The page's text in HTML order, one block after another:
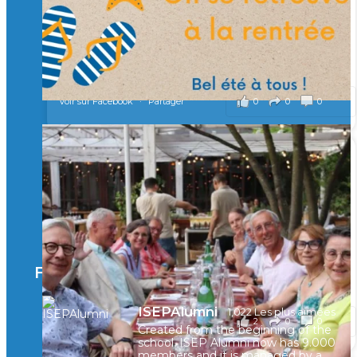
À l’Isep, nous formons des ingénieurs, des bachelors, des
Mastères Spécialisés, qui allient excellence technologique et
valeurs humaines, au cœur de notre pro
...Voir plus
il y a 2 mois
0 0 0
Voir sur Facebook · Partager
🚀Afterwork à Genève 🚀
🥳 Le 22 avril dernier, 14 Alumni vivant / travaillant
en Suisse ont partagé un moment convivial de
retrouvailles et d'échanges !
Merci à tous pour votre présence et à Alexandre
CHEA pour l'organisation !
il y a 3 mois
2 0 0
Voir sur Facebook · Partager
Facebook
ISEPAlumni 1,022 Les plus aimées
Created from the beginning of the
school, ISEP Alumni now has 9.000